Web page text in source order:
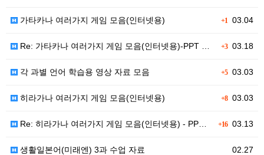
+1 03.04
가타카나 여러가지 게임 모음(인터넷용)
+303.18
Re: 가타카나 여러가지 게임 모음(인터넷용)-PPT …
+503.03
각 과별 언어 학습용 영상 자료 모음
+803.03
히라가나 여러가지 게임 모음(인터넷용)
+1603.13
Re: 히라가나 여러가지 게임 모음(인터넷용) - PP…
02.27
생활일본어(미래엔) 3과 수업 자료